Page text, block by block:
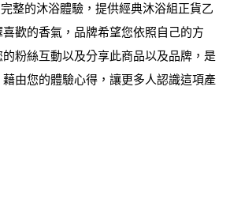
整的沐浴體驗，提供經典沐浴組正貨乙
歡的香氣，品牌希望您依照自己的方
粉絲互動以及分享此商品以及品牌，是
由您的體驗心得，讓更多人認識這項產